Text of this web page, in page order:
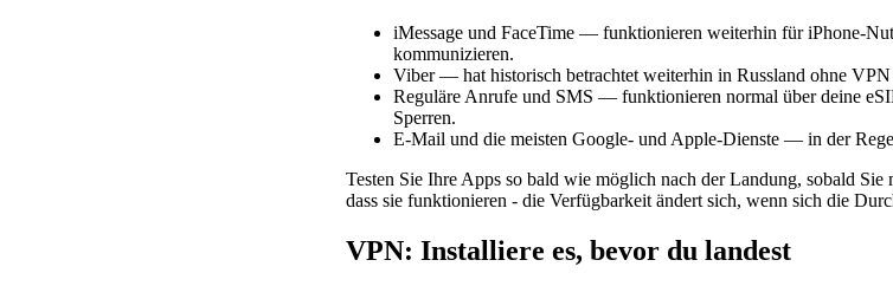
iMessage und FaceTime — funktionieren weiterhin für iPhone-
kommunizieren.
Viber — hat historisch betrachtet weiterhin in Russland ohne
Reguläre Anrufe und SMS — funktionieren normal über deine
Sperren.
E-Mail und die meisten Google- und Apple-Dienste — in der
Testen Sie Ihre Apps so bald wie möglich nach der Landung, sobald
dass sie funktionieren - die Verfügbarkeit ändert sich, wenn sich die
VPN: Installiere es, bevor du landest